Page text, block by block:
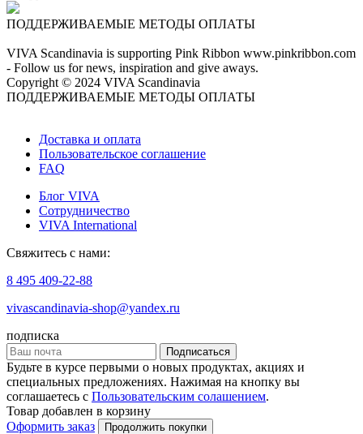
ПОДДЕРЖИВАЕМЫЕ МЕТОДЫ ОПЛАТЫ
VIVA Scandinavia is supporting Pink Ribbon www.pinkribbon.com
- Follow us for news, inspiration and give aways.
Copyright © 2024 VIVA Scandinavia
ПОДДЕРЖИВАЕМЫЕ МЕТОДЫ ОПЛАТЫ
Доставка и оплата
Пользовательское соглашение
FAQ
Блог VIVA
Сотрудничество
VIVA International
Свяжитесь с нами:
8 495 409-22-88
vivascandinavia-shop@yandex.ru
подписка
Подписаться
Будьте в курсе первыми о новых продуктах, акциях и
специальных предложениях. Нажимая на кнопку вы
соглашаетесь с Пользовательским солашением.
Товар добавлен в корзину
Оформить заказ
Продолжить покупки